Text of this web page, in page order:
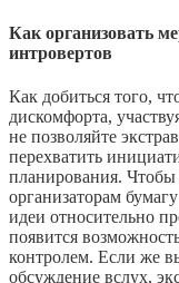
Как организовать
интровертов
Как добиться того,
дискомфорта,
не позволяйте
перехватить
планирования. Чтобы
организаторам
идеи относительно
появится
контролем. Если же
обсуждение вслух,